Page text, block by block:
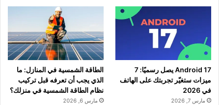
Android 17 يصل رسميًا: 7
ميزات ستغيّر تجربتك على الهاتف
في 2026
مارس 7, 2026
الطاقة الشمسية في المنازل: ما
الذي يجب أن تعرفه قبل تركيب
نظام الطاقة الشمسية في منزلك؟
مارس 6, 2026